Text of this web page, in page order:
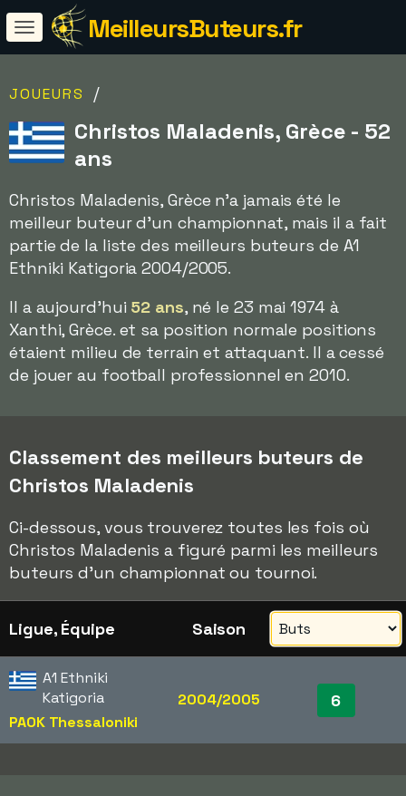
MeilleursButeurs.fr
JOUEURS /
Christos Maladenis, Grèce - 52
ans
Christos Maladenis, Grèce n'a jamais été le
meilleur buteur d'un championnat, mais il a fait
partie de la liste des meilleurs buteurs de A1
Ethniki Katigoria 2004/2005.
Il a aujourd'hui 52 ans, né le 23 mai 1974 à
Xanthi, Grèce. et sa position normale positions
étaient milieu de terrain et attaquant. Il a cessé
de jouer au football professionnel en 2010.
Classement des meilleurs buteurs de
Christos Maladenis
Ci-dessous, vous trouverez toutes les fois où
Christos Maladenis a figuré parmi les meilleurs
buteurs d'un championnat ou tournoi.
Ligue, Équipe Saison
A1 Ethniki
Katigoria
PAOK Thessaloniki
2004/2005 6